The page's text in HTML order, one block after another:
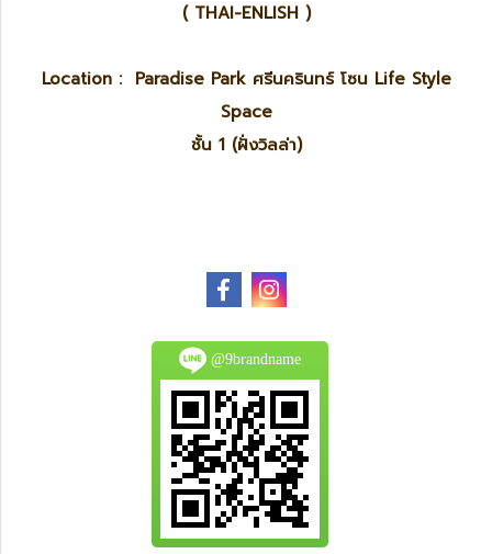
( THAI-ENLISH )
Location : Paradise Park ศรีนครินทร์ โซน Life Style
Space
ชั้น 1 (ฝั่งวิลล่า)
@9brandname